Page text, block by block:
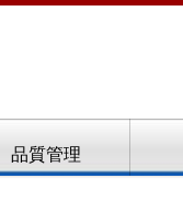
フォーム
品質管理